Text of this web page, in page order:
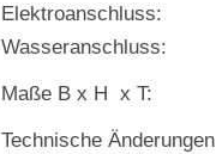
Elektroanschluss:
Wasseranschluss:
Maße B x H x T:
Technische Änderungen